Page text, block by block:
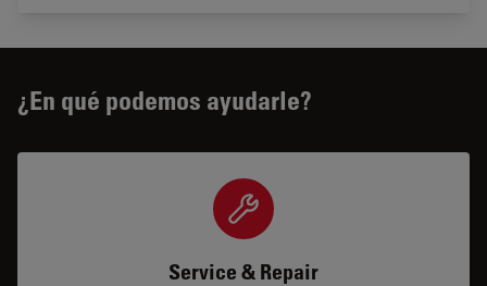
¿En qué podemos ayudarle?
Service & Repair